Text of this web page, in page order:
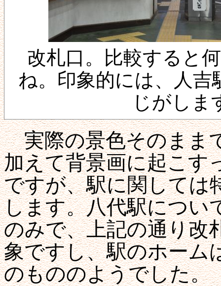
改札口。比較すると
ね。印象的には、人
じがしま
実際の景色そのまま
加えて背景画に起こす
ですが、駅に関しては
します。八代駅につい
のみで、上記の通り改
象ですし、駅のホーム
のもののようでした。